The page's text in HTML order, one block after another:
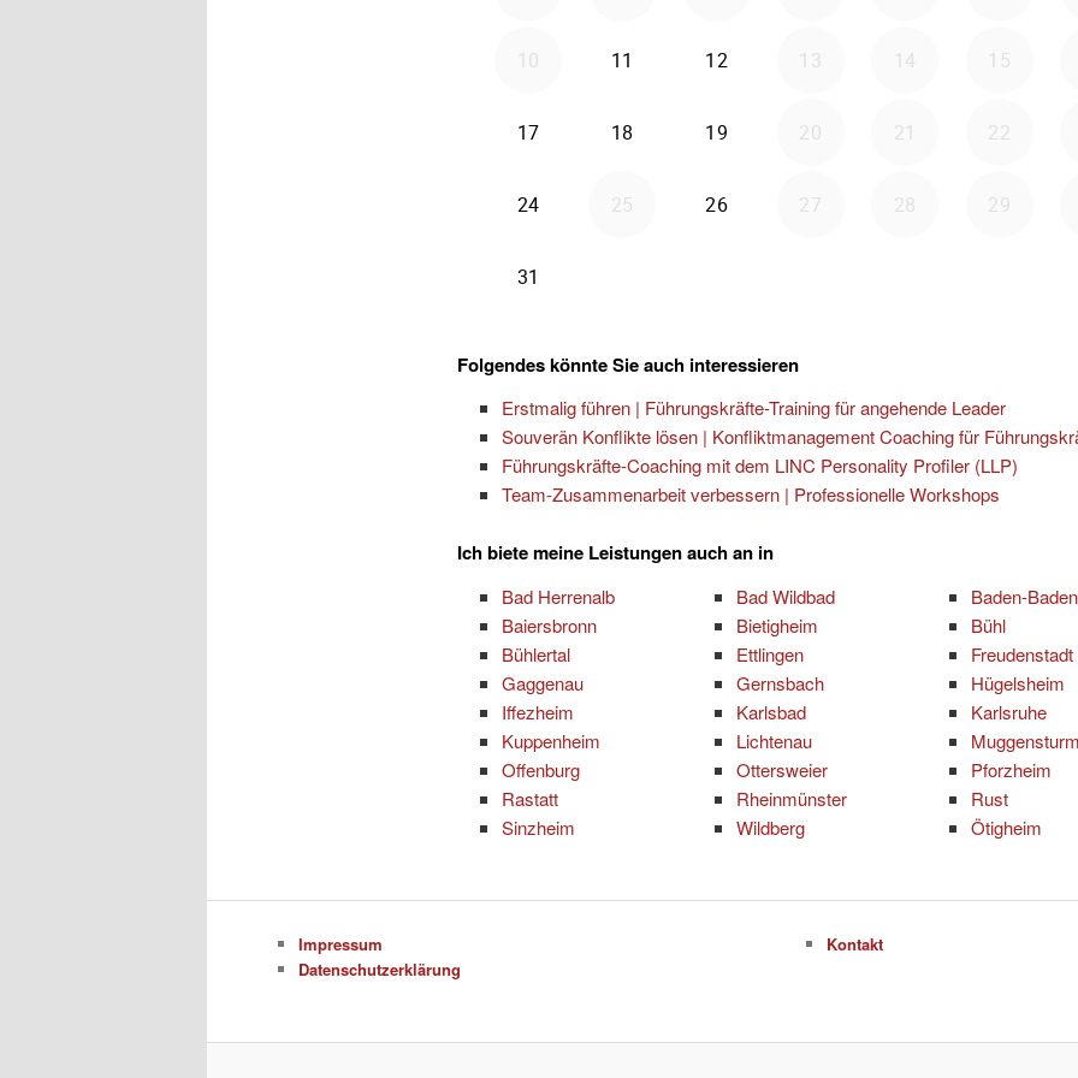
Folgendes könnte Sie auch interessieren
Erstmalig führen | Führungskräfte-Training für angehende Leader
Souverän Konflikte lösen | Konfliktmanagement Coaching für
Führungskräfte-Coaching mit dem LINC Personality Profiler (LLP)
Team-Zusammenarbeit verbessern | Professionelle Workshops
Ich biete meine Leistungen auch an in
Bad Herrenalb
Baiersbronn
Bühlertal
Gaggenau
Iffezheim
Kuppenheim
Offenburg
Rastatt
Sinzheim
Bad Wildbad
Bietigheim
Ettlingen
Gernsbach
Karlsbad
Lichtenau
Ottersweier
Rheinmünster
Wildberg
Baden-Baden
Bühl
Freudenstadt
Hügelsheim
Karlsruhe
Pforzheim
Rust
Ötigheim
Impressum
Datenschutzerklärung
Kontakt